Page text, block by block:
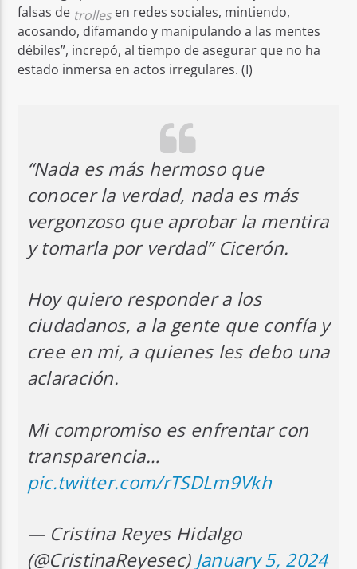
falsas de trollesen redes sociales, mintiendo,
acosando, difamando y manipulando a las mentes
débiles”, increpó, al tiempo de asegurar que no ha
estado inmersa en actos irregulares. (I)
“Nada es más hermoso que
conocer la verdad, nada es más
vergonzoso que aprobar la mentira
y tomarla por verdad” Cicerón.
Hoy quiero responder a los
ciudadanos, a la gente que confía y
cree en mi, a quienes les debo una
aclaración.
Mi compromiso es enfrentar con
transparencia…
pic.twitter.com/rTSDLm9Vkh
— Cristina Reyes Hidalgo
(@CristinaReyesec) January 5, 2024